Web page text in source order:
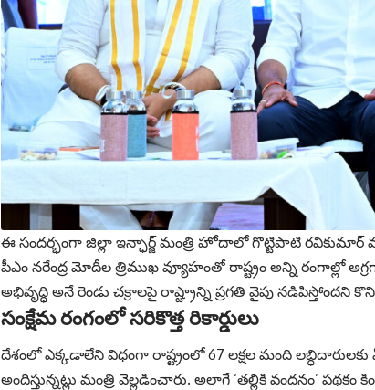
ఈ సందర్భంగా జిల్లా ఇన్ఛార్జ్ మంత్రి హోదాలో గొట్టిపాటి రవికుమార్
పీఎం నరేంద్ర మోదీల త్రిముఖ వ్యూహంతో రాష్ట్రం అన్ని రంగాల్లో
అభివృద్ధి అనే రెండు చక్రాలపై రాష్ట్రాన్ని ప్రగతి వైపు నడిపిస్తోందని
సంక్షేమ రంగంలో సరికొత్త రికార్డులు
దేశంలో ఎక్క‌డాలేని విధంగా రాష్ట్రంలో 67 లక్షల మంది
అందిస్తున్నట్లు మంత్రి వెల్లడించారు. అలాగే ‘తల్లికి వందనం’ పథకం